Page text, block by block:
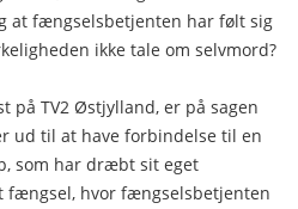
at fængselsbetjenten har følt sig
ikke tale om selvmord?
på TV2 Østjylland, er på sagen
ud til at have forbindelse til en
som har dræbt sit eget
hvor fængselsbetjenten